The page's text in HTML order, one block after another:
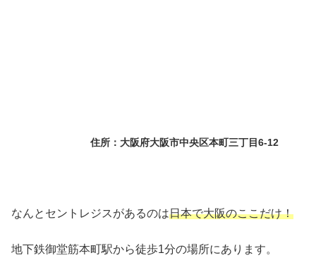
住所：大阪府大阪市中央区本町三丁目6-12
なんとセントレジスがあるのは日本で大阪のここだけ！
地下鉄御堂筋本町駅から徒歩1分の場所にあります。